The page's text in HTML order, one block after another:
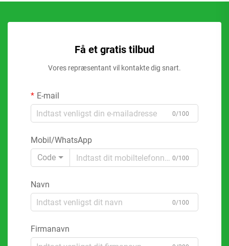
Få et gratis tilbud
Vores repræsentant vil kontakte dig snart.
E-mail
0/100
Mobil/WhatsApp
Code
0/100
Navn
0/100
Firmanavn